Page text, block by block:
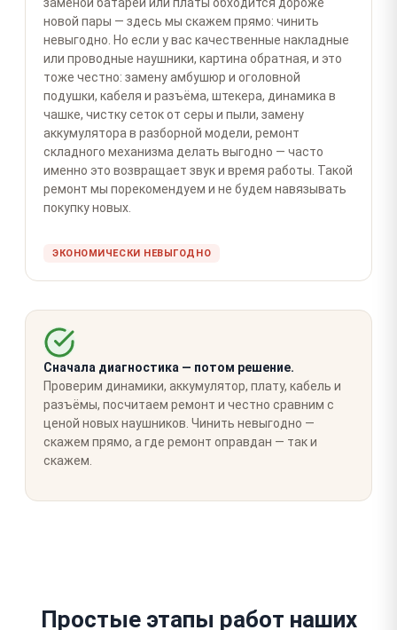
новой пары — здесь мы скажем прямо: чинить
невыгодно. Но если у вас качественные накладные
или проводные наушники, картина обратная, и это
тоже честно: замену амбушюр и оголовной
подушки, кабеля и разъёма, штекера, динамика в
чашке, чистку сеток от серы и пыли, замену
аккумулятора в разборной модели, ремонт
складного механизма делать выгодно — часто
именно это возвращает звук и время работы. Такой
ремонт мы порекомендуем и не будем навязывать
покупку новых.
ЭКОНОМИЧЕСКИ НЕВЫГОДНО
Сначала диагностика — потом решение.
Проверим динамики, аккумулятор, плату, кабель и
разъёмы, посчитаем ремонт и честно сравним с
ценой новых наушников. Чинить невыгодно —
скажем прямо, а где ремонт оправдан — так и
скажем.
Простые этапы работ наших